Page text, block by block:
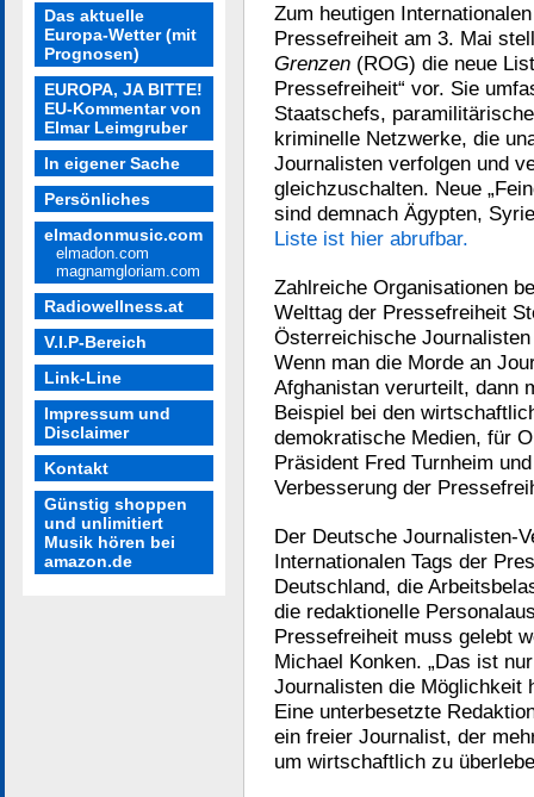
Das aktuelle
Europa-Wetter (mit
Prognosen)
EUROPA, JA BITTE!
EU-Kommentar von
Elmar Leimgruber
In eigener Sache
Persönliches
elmadonmusic.com
elmadon.com
magnamgloriam.com
Radiowellness.at
V.I.P-Bereich
Link-Line
Impressum und
Disclaimer
Kontakt
Günstig shoppen
und unlimitiert
Musik hören bei
amazon.de
Zum heutigen
Pressefreiheit am 3. Mai
Grenzen (ROG) die neue
Pressefreiheit“ vor. Sie
Staatschefs,
kriminelle Netzwerke, die
Journalisten verfolgen und
gleichzuschalten. Neue
sind demnach Ägypten,
Liste ist hier abrufbar.
Zahlreiche Organisationen
Welttag der Pressefreiheit
Österreichische
Wenn man die Morde an
Afghanistan verurteilt, dann
Beispiel bei den
demokratische Medien, für
Präsident Fred Turnheim
Verbesserung der
Der Deutsche Journalisten-
Internationalen Tags der
Deutschland, die
die redaktionelle
Pressefreiheit muss gelebt
Michael Konken. „Das ist
Journalisten die Möglichkeit
Eine unterbesetzte
ein freier Journalist, der
um wirtschaftlich zu